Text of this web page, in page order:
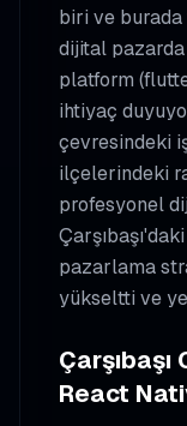
biri ve
dijital
platform
ihtiyaç
çevresindeki
ilçelerindeki
profesyonel
pazarlama
yükseltti ve
React